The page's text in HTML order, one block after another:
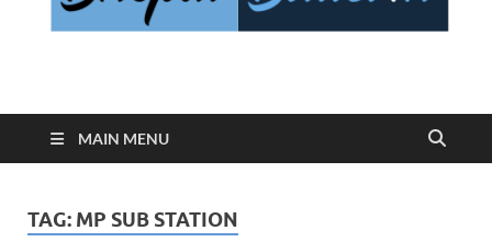
Bhopal Bulletin
MAIN MENU
TAG: MP SUB STATION